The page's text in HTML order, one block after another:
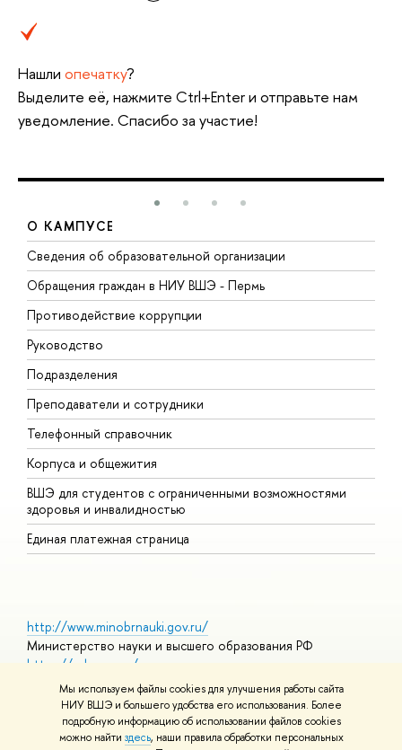
Мы используем файлы cookies для улучшения работы сайта
НИУ ВШЭ и большего удобства его использования. Более
подробную информацию об использовании файлов cookies
можно найти здесь, наши правила обработки персональных
Нашли опечатку?
Выделите её, нажмите Ctrl+Enter и отправьте нам
уведомление. Спасибо за участие!
О КАМПУСЕ
Сведения об образовательной организации
Обращения граждан в НИУ ВШЭ - Пермь
Противодействие коррупции
Руководство
Подразделения
Преподаватели и сотрудники
Телефонный справочник
Корпуса и общежития
ВШЭ для студентов с ограниченными возможностями
здоровья и инвалидностью
Единая платежная страница
http://www.minobrnauki.gov.ru/
Министерство науки и высшего образования РФ
https://edu.gov.ru/
Министерство просвещения РФ
https://elearning.hse.ru/mooc
Массовые открытые онлайн-курсы